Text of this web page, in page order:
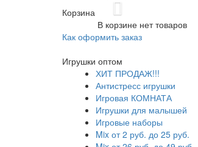
Previous
Корзина
В корзине нет товаров
Как оформить заказ
Игрушки оптом
ХИТ ПРОДАЖ!!!
Антистресс игрушки
Игровая КОМНАТА
Игрушки для малышей
Игровые наборы
Mix от 2 руб. до 25 руб.